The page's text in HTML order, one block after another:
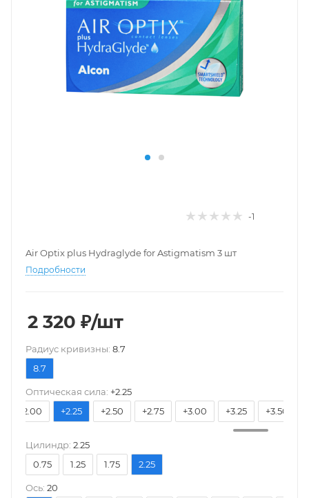
-1
Air Optix plus Hydraglyde for Astigmatism 3 шт
Подробности
2 320 ₽/шт
Pадиус кривизны: 8.7
8.7
Оптическая сила: +2.25
+2.00
+2.25 +2.50 +2.75 +3.00 +3.25 +3.50
Цилиндр: 2.25
0.75
1.25 1.75 2.25
Ось: 20